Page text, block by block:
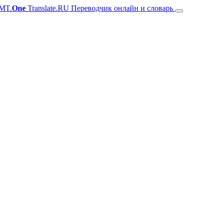
One Translate.RU Переводчик онлайн и словарь